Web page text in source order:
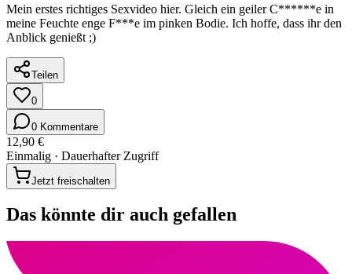
Mein erstes richtiges Sexvideo hier. Gleich ein geiler C******e in
meine Feuchte enge F***e im pinken Bodie. Ich hoffe, dass ihr den
Anblick genießt ;)
Teilen
0
0 Kommentare
12,90 €
Einmalig · Dauerhafter Zugriff
Jetzt freischalten
Das könnte dir auch gefallen